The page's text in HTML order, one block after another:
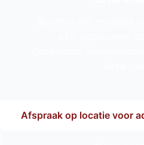
Afspraak op locatie voor